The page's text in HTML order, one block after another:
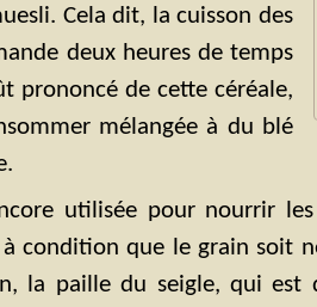
Cela dit, la cuisson des
deux heures de temps
prononcé de cette céréale,
mélangée à du blé
utilisée pour nourrir
à condition que le grain soit
la paille du seigle, qui